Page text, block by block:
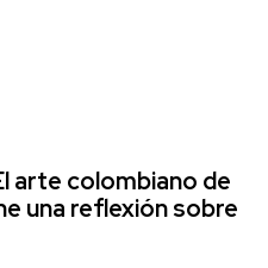
arte colombiano de
una reflexión sobre